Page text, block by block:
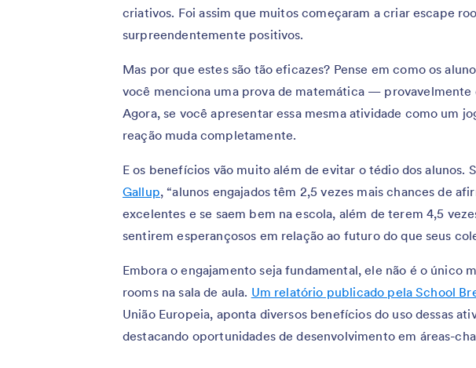
criativos. Foi assim que muitos começaram a criar escape
surpreendentemente positivos.
Mas por que estes são tão eficazes? Pense em como os
você menciona uma prova de matemática — provavelmente
Agora, se você apresentar essa mesma atividade como um
reação muda completamente.
E os benefícios vão muito além de evitar o tédio dos alunos.
Gallup, “alunos engajados têm 2,5 vezes mais chances de
excelentes e se saem bem na escola, além de terem 4,5
sentirem esperançosos em relação ao futuro do que seus
Embora o engajamento seja fundamental, ele não é o único
rooms na sala de aula. Um relatório publicado pela School
União Europeia, aponta diversos benefícios do uso dessas
destacando oportunidades de desenvolvimento em áreas-